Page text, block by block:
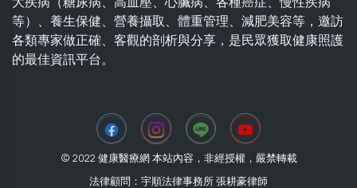
等）、養生保健、營養攝取、體重管理、減肥美容等，邀訪
各類專家做正確、客觀的剖析與分享，是民眾獲取健康照護
的最佳資訊平台。
© 2022 健康醫療網 本站內容，非經授權，嚴禁轉載
法律顧問：宇順法律事務所 張耕豪律師